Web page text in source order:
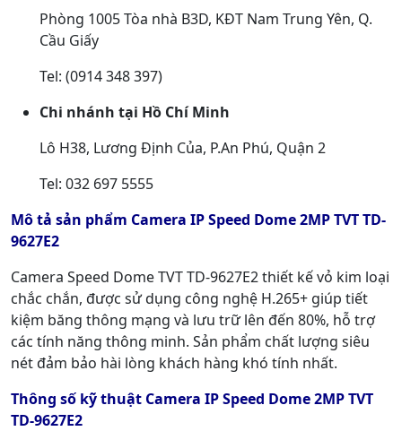
Phòng 1005 Tòa nhà B3D, KĐT Nam Trung Yên, Q.
Cầu Giấy
Tel: (0914 348 397)
Chi nhánh tại Hồ Chí Minh
Lô H38, Lương Định Của, P.An Phú, Quận 2
Tel: 032 697 5555
Mô tả sản phẩm Camera IP Speed Dome 2MP TVT TD-
9627E2
Camera Speed Dome TVT TD-9627E2 thiết kế vỏ kim loại
chắc chắn, được sử dụng công nghệ H.265+ giúp tiết
kiệm băng thông mạng và lưu trữ lên đến 80%, hỗ trợ
các tính năng thông minh. Sản phẩm chất lượng siêu
nét đảm bảo hài lòng khách hàng khó tính nhất.
Thông số kỹ thuật Camera IP Speed Dome 2MP TVT
TD-9627E2